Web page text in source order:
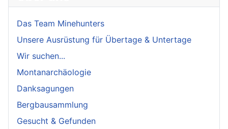
Das Team Minehunters
Unsere Ausrüstung für Übertage & Untertage
Wir suchen...
Montanarchäologie
Danksagungen
Bergbausammlung
Gesucht & Gefunden